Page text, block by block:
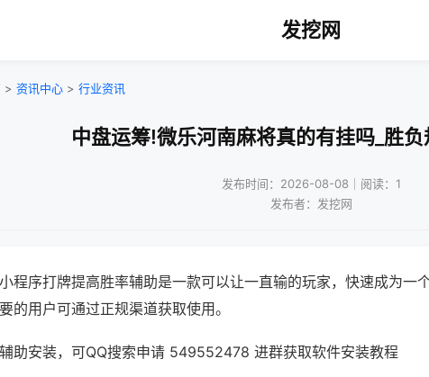
发挖网
> 资讯中心 > 行业资讯
中盘运筹!微乐河南麻将真的有挂吗_胜
发布时间：2026-08-08｜阅读：1
发布者：发挖网
小程序打牌提高胜率辅助是一款可以让一直输的玩家，快速成为一
要的用户可通过正规渠道获取使用。
辅助安装，可QQ搜索申请 549552478 进群获取软件安装教程